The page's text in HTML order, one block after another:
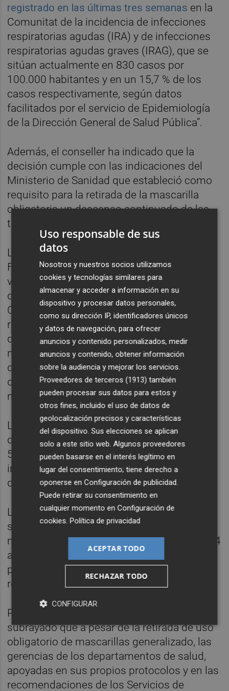
registrado en las últimas tres semanas en la
Comunitat de la incidencia de infecciones
respiratorias agudas (IRA) y de infecciones
respiratorias agudas graves (IRAG), que se
sitúan actualmente en 830 casos por
100.000 habitantes y en un 15,7 % de los
casos respectivamente, según datos
facilitados por el servicio de Epidemiología
de la Dirección General de Salud Pública”.
Además, el conseller ha indicado que la
decisión cumple con las indicaciones del
Ministerio de Sanidad que estableció como
requisito para la retirada de la mascarilla
obligatoria un descenso continuado de las
tasas de incidencia durante dos semanas.
La consellera de Hacienda, Economía y
Función Pública y portavoz del Gobierno
valenciano,Ruth Merino, ha expresado
durante la rueda de prensa tras el Pleno del
Consell: "Apelamos a la cautela y la
responsabilidad de la ciudadanía". "A pesar
de la retirada del uso obligatorio de las
mascarillas, las gerencias de los
departamentos de salud pueden en función
de la incidencia establecer el uso de la
mascarilla", ha matizado.
Los datos reflejan que la tasa de incidencia
de IRA desciende un 44,7% desde el pasado
5 de enero. Asimismo, la incidencia de
infecciones respiratorias agudas graves
desciende un 58,2 % desde la misma fecha.
La incidencia se ha comportado de manera
similar en los grupos etarios de personas
más vulnerables como son los menores de 4
años y los mayores de 65, entre los que se
produce un descenso del 28,3% y del 44,8 %
respectivamente.
Por otra parte, el conseller de Sanidad ha
subrayado que a pesar de la retirada de uso
obligatorio de mascarillas generalizado, las
gerencias de los departamentos de salud,
apoyadas en sus propios protocolos y en las
recomendaciones de los Servicios de
Uso responsable de sus
datos
Nosotros y nuestros socios utilizamos
cookies y tecnologías similares para
almacenar y acceder a información en su
dispositivo y procesar datos personales,
como su dirección IP, identificadores únicos
y datos de navegación, para ofrecer
anuncios y contenido personalizados, medir
anuncios y contenido, obtener información
sobre la audiencia y mejorar los servicios.
Proveedores de terceros (1913) también
pueden procesar sus datos para estos y
otros fines, incluido el uso de datos de
geolocalización precisos y características
del dispositivo. Sus elecciones se aplican
solo a este sitio web. Algunos proveedores
pueden basarse en el interés legítimo en
lugar del consentimiento; tiene derecho a
oponerse enConfiguración de publicidad
Puede retirar su consentimiento en
cualquier momento enConfiguración de
cookies .Política de privacidad
ACEPTAR TODO
RECHAZAR TODO
CONFIGURAR